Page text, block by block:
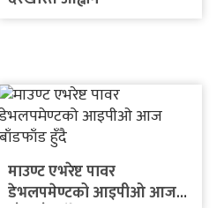
माउण्ट एभरेष्ट पावर
डेभलपमेण्टको आइपीओ आज